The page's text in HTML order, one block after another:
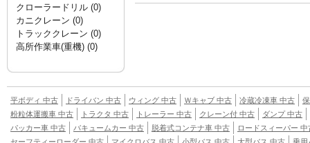
クローラードリル (0)
カニクレーン (0)
トラッククレーン (0)
高所作業車(重機) (0)
平ボディ 中古 ドライバン 中古 ウィング 中古 Ｗキャブ 中古 冷蔵冷凍車 中古
粉粒体運搬車 中古
トラクタ 中古 トレーラー 中古 クレーン付 中古
ダンプ 中古
パッカー車 中古
バキュームカー 中古 脱着式コンテナ車 中古
ロードスィーパー 中